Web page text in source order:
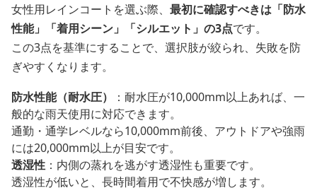
女性用レインコートを選ぶ際、 最初に確認すべきは「防水
性能」「着用シーン」「シルエット」の3点です。
この3点を基準にすることで、選択肢が絞られ、失敗を防
ぎやすくなります。
防水性能（耐水圧）
：耐水圧が10,000mm以上あれば、一
般的な雨天使用に対応できます。
通勤・通学レベルなら10,000mm前後、アウトドアや強雨
には20,000mm以上が目安です。
透湿性 ：内側の蒸れを逃がす透湿性も重要です。
透湿性が低いと、長時間着用で不快感が増します。